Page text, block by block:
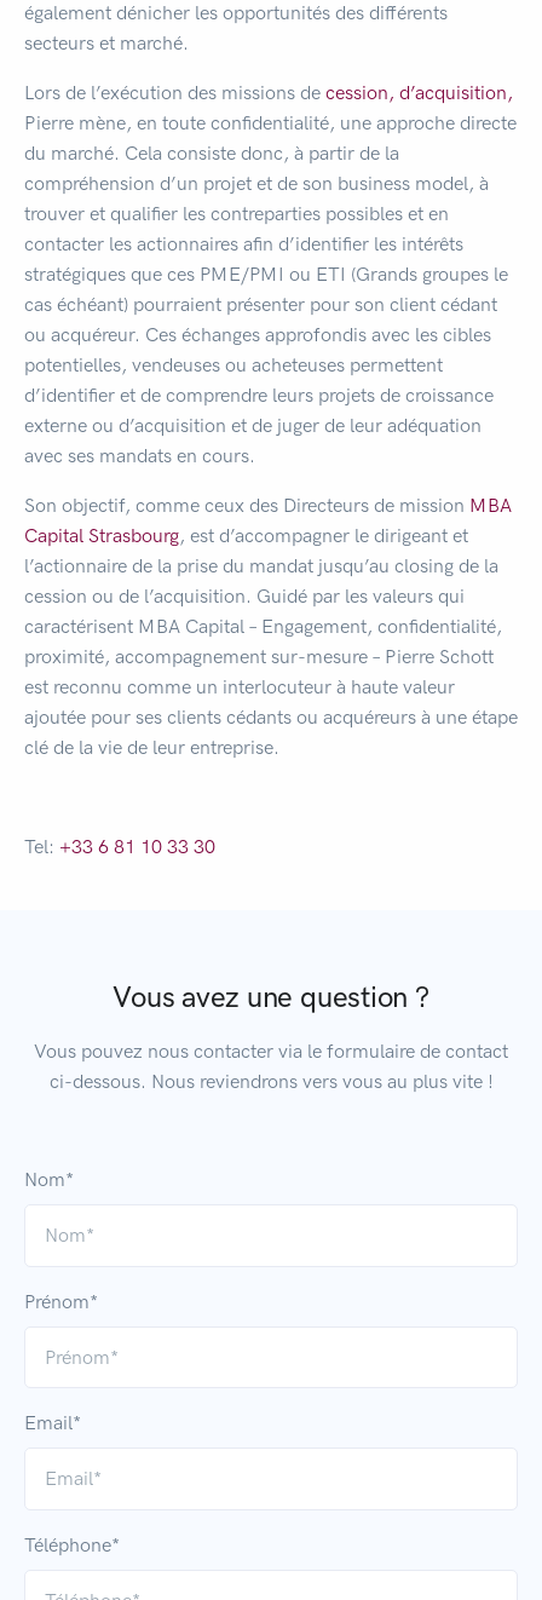
également dénicher les opportunités des différents
secteurs et marché.
Lors de l’exécution des missions de cession, d’acquisition,
Pierre mène, en toute confidentialité, une approche directe
du marché. Cela consiste donc, à partir de la
compréhension d’un projet et de son business model, à
trouver et qualifier les contreparties possibles et en
contacter les actionnaires afin d’identifier les intérêts
stratégiques que ces PME/PMI ou ETI (Grands groupes le
cas échéant) pourraient présenter pour son client cédant
ou acquéreur. Ces échanges approfondis avec les cibles
potentielles, vendeuses ou acheteuses permettent
d’identifier et de comprendre leurs projets de croissance
externe ou d’acquisition et de juger de leur adéquation
avec ses mandats en cours.
Son objectif, comme ceux des Directeurs de mission MBA
Capital Strasbourg, est d’accompagner le dirigeant et
l’actionnaire de la prise du mandat jusqu’au closing de la
cession ou de l’acquisition. Guidé par les valeurs qui
caractérisent MBA Capital – Engagement, confidentialité,
proximité, accompagnement sur-mesure – Pierre Schott
est reconnu comme un interlocuteur à haute valeur
ajoutée pour ses clients cédants ou acquéreurs à une étape
clé de la vie de leur entreprise.
Tel: +33 6 81 10 33 30
Vous avez une question ?
Vous pouvez nous contacter via le formulaire de contact
ci-dessous. Nous reviendrons vers vous au plus vite !
Nom*
Prénom*
Email*
Téléphone*